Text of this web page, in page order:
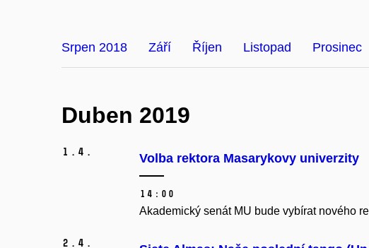
Srpen 2018 Září Říjen Listopad Prosinec
Duben 2019
1. 4. Volba rektora Masarykovy univerzity
14:00
Akademický senát MU bude vybírat nového
2. 4.